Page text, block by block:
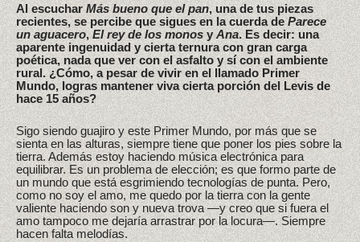
Al escucharMás bueno que el pan, una de tus piezas
recientes, se percibe que sigues en la cuerda deParece
un aguacero,El rey de los monosy Ana. Es decir: una
aparente ingenuidad y cierta ternura con gran carga
poética, nada que ver con el asfalto y sí con el ambiente
rural. ¿Cómo, a pesar de vivir en el llamado Primer
Mundo, logras mantener viva cierta porción del Levis de
hace 15 años?
Sigo siendo guajiro y este Primer Mundo, por más que se
sienta en las alturas, siempre tiene que poner los pies sobre la
tierra. Además estoy haciendo música electrónica para
equilibrar. Es un problema de elección; es que formo parte de
un mundo que está esgrimiendo tecnologías de punta. Pero,
como no soy el amo, me quedo por la tierra con la gente
valiente haciendo son y nueva trova —y creo que si fuera el
amo tampoco me dejaría arrastrar por la locura—. Siempre
hacen falta melodías.